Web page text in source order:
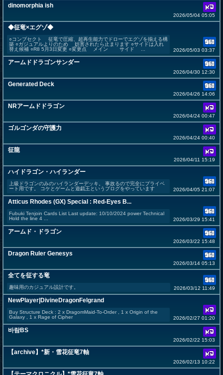
dinomorphia ish
2026/05/04 05:05
◆征竜×エグゾ◆
○コンプセクト 征竜で圧縮、超再生能力でドローでエグゾを揃える構
築 ○ガジュアルよりのため 妨害されたら止まります ○サイドは入れ
替え候補 ○R8 5月3日変更 ○変更点 メイン サイド ...
2026/05/03 03:37
アームドドラゴンサンダー
2026/04/30 12:30
Generated Deck
2026/04/26 14:06
NRアームドドラゴン
2026/04/24 00:47
ゴルゴンダの守護力
2026/04/24 00:40
征龍
2026/04/11 15:19
ハイドラゴン・ハイランダー
上級ドラゴンのみのハイランダーデッキ。 事故るので完全にプライベ
ート用です。 コケとゲームと遊戯王というブログをやっています
2026/04/05 21:07
Atticus Rhodes (GX) Special : Red-Eyes B...
Fubuki Tenjoin Cards List Last update: 10/10/2024 power Technical
Hold the line 4 ...
2026/03/29 15:41
アームド・ドラゴン
2026/03/22 15:48
Dragon Ruler Genesys
2026/03/14 05:13
全てを征する竜
趣味用のカジュアル設計です。 2026/03/12 11:49
NewPlayer|DivineDragonFelgrand
Buy Structure Deck : 2 x DragomMaid-To-Order , 1 x Origin of the
Galaxy , 1 x Rage of Cipher
2026/02/27 01:20
바람BS
2026/02/22 15:03
【archive】*新・雪花征竜7軸
2026/02/13 10:22